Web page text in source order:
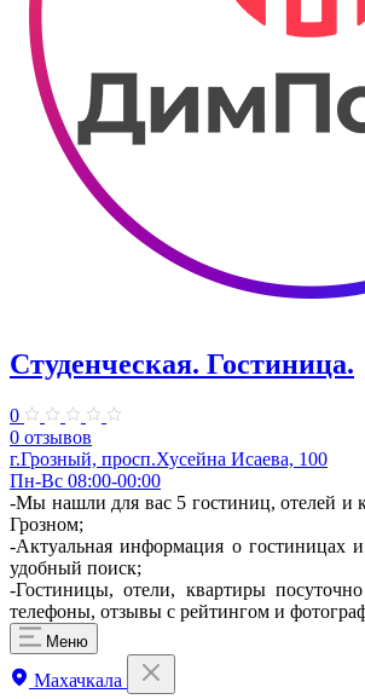
Студенческая. Гостиница.
0
0 отзывов
г.Грозный, просп.Хусейна Исаева, 100
Пн-Вс 08:00-00:00
-Мы нашли для вас 5 гостиниц, отелей и
Грозном;
-Актуальная информация о гостиницах
удобный поиск;
-Гостиницы, отели, квартиры
телефоны, отзывы с рейтингом и
Меню
Махачкала